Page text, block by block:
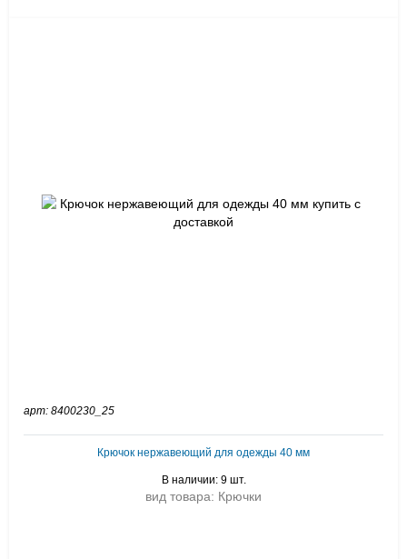
арт: 8400230_25
Крючок нержавеющий для одежды 40 мм
В наличии: 9 шт.
вид товара: Крючки